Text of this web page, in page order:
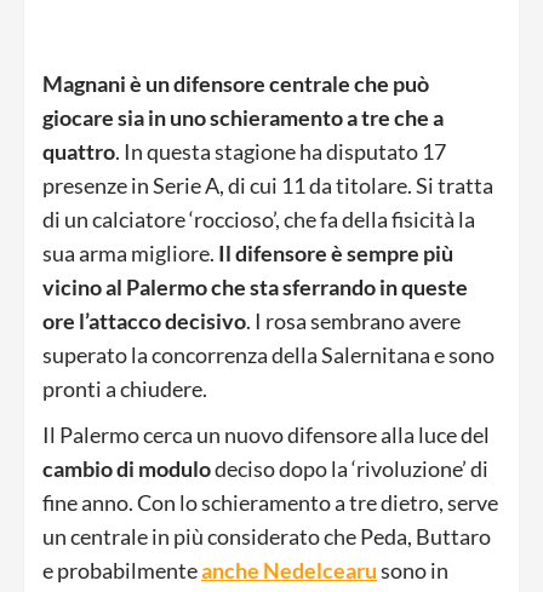
Magnani è un difensore centrale che può
giocare sia in uno schieramento a tre che a
quattro. In questa stagione ha disputato 17
presenze in Serie A, di cui 11 da titolare. Si tratta
di un calciatore ‘roccioso’, che fa della fisicità la
sua arma migliore. Il difensore è sempre più
vicino al Palermo che sta sferrando in queste
ore l’attacco decisivo. I rosa sembrano avere
superato la concorrenza della Salernitana e sono
pronti a chiudere.
Il Palermo cerca un nuovo difensore alla luce del
cambio di modulodeciso dopo la ‘rivoluzione’ di
fine anno. Con lo schieramento a tre dietro, serve
un centrale in più considerato che Peda, Buttaro
e probabilmenteanche Nedelcearusono in